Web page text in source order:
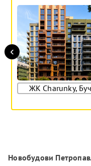
ЖК Charunky,
‹
Новобудови